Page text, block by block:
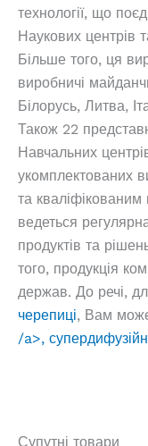
технології, що
Наукових центрів
Більше того, ця
виробничі
Білорусь, Литва,
Також 22
Навчальних
укомплектованих
та
ведеться
продуктів та
того, продукція
держав. До речі,
черепиці, Вам
/a>,
Супутні товари